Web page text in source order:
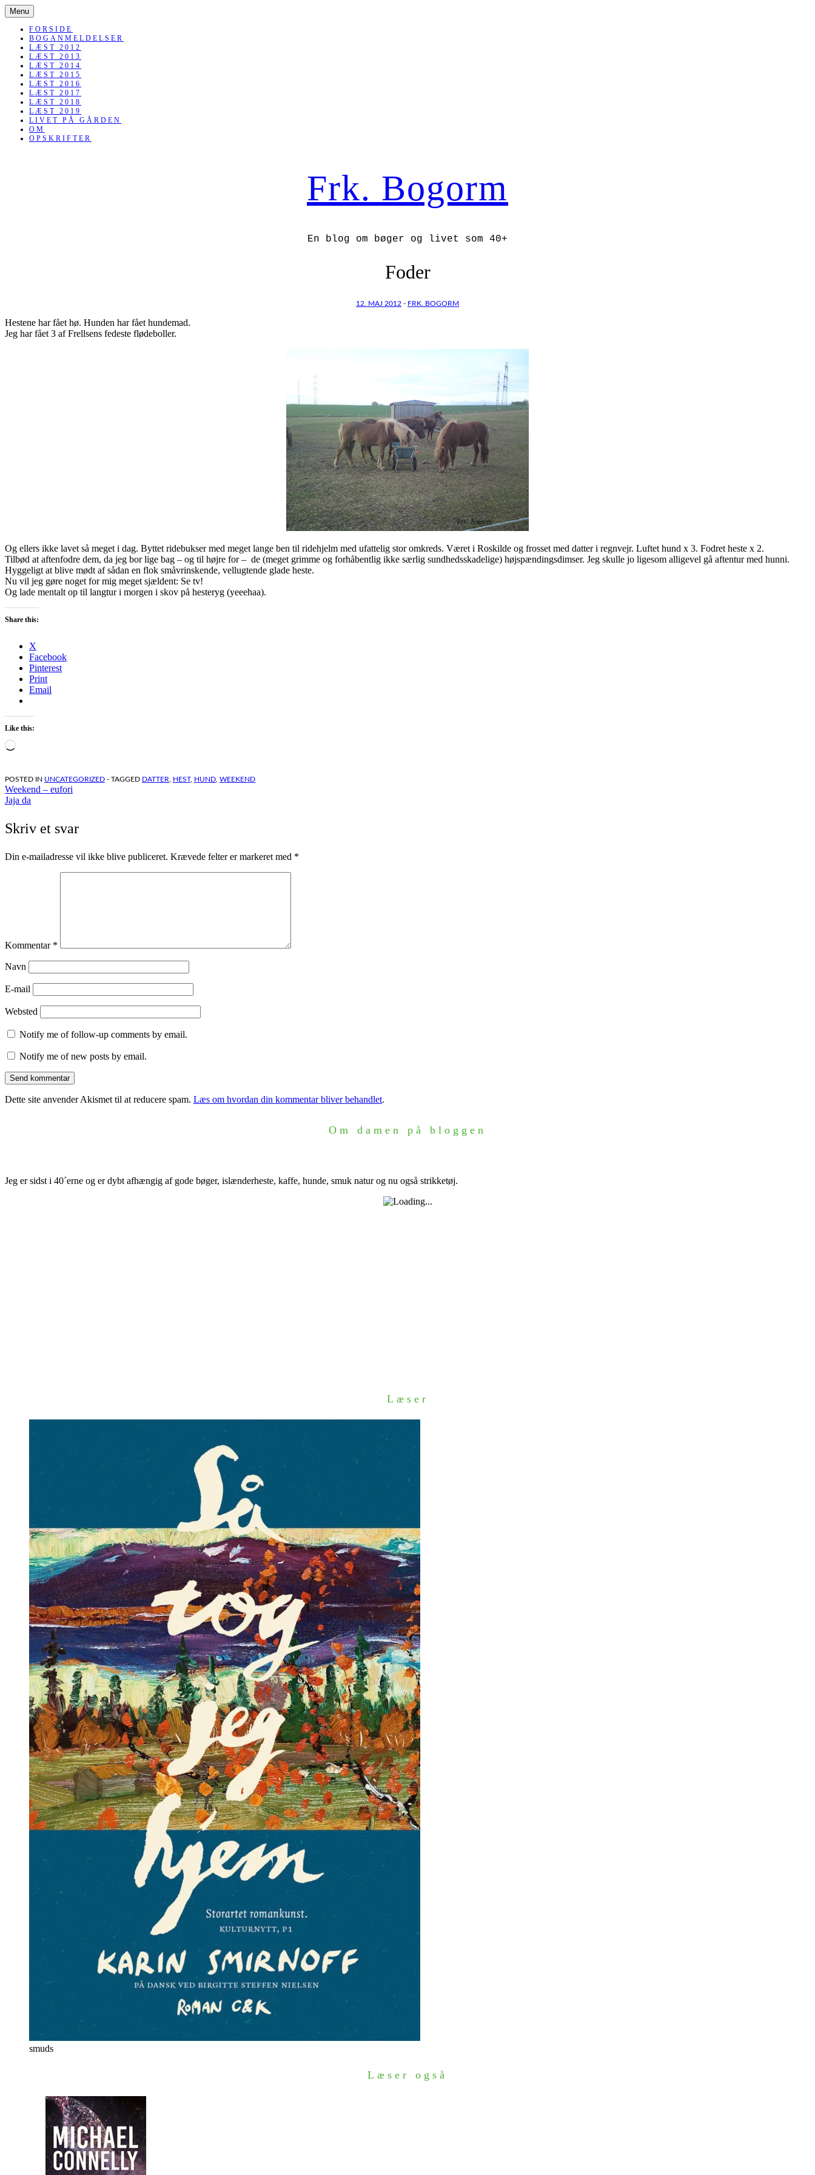
Menu SKIP
TO
CONTENT
FORSIDE
BOGANMELDELSER
LÆST 2012
LÆST 2013
LÆST 2014
LÆST 2015
LÆST 2016
LÆST 2017
LÆST 2018
LÆST 2019
LIVET PÅ GÅRDEN
OM
OPSKRIFTER
Frk. Bogorm
En blog om bøger og livet som 40+
Foder
12. MAJ 2012 - FRK. BOGORM
Hestene har fået hø. Hunden har fået hundemad.
Jeg har fået 3 af Frellsens fedeste flødeboller.
Og ellers ikke lavet så meget i dag. Byttet ridebukser med meget lange ben til ridehjelm med ufattelig stor omkreds. Været i Roskilde og frosset med datter i regnvejr. Luftet hund x 3. Fodret heste x 2.
Tilbød at aftenfodre dem, da jeg bor lige bag – og til højre for – de (meget grimme og forhåbentlig ikke særlig sundhedsskadelige) højspændingsdimser. Jeg skulle jo ligesom alligevel gå aftentur med hunni.
Hyggeligt at blive mødt af sådan en flok småvrinskende, vellugtende glade heste.
Nu vil jeg gøre noget for mig meget sjældent: Se tv!
Og lade mentalt op til langtur i morgen i skov på hesteryg (yeeehaa).
Share this:
X
Facebook
Pinterest
Print
Email
Like this:
Loading…
POSTED IN UNCATEGORIZED - TAGGED DATTER, HEST, HUND, WEEKEND
Indlægsnavigation
Weekend – eufori
Jaja da
Skriv et svar
Din e-mailadresse vil ikke blive publiceret. Krævede felter er markeret med *
Kommentar *
Navn
E-mail
Websted
Notify me of follow-up comments by email.
Notify me of new posts by email.
Dette site anvender Akismet til at reducere spam. Læs om hvordan din kommentar bliver behandlet.
Om damen på bloggen
Jeg er sidst i 40´erne og er dybt afhængig af gode bøger, islænderheste, kaffe, hunde, smuk natur og nu også strikketøj.
Læser
smuds
Læser også